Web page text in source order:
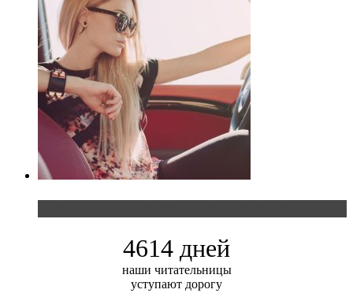
4614 дней
наши читательницы
уступают дорогу